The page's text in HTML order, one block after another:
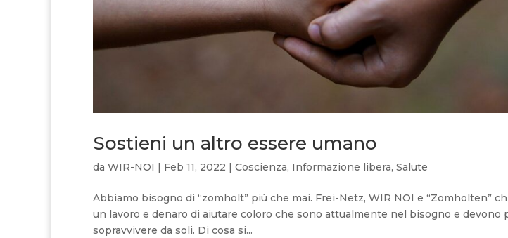
Sostieni un altro essere umano
da WIR-NOI | Feb 11, 2022 | Coscienza, Informazione libera, Salute
Abbiamo bisogno di “zomholt” più che mai. Frei-Netz, WIR NOI e “Zomholten”
un lavoro e denaro di aiutare coloro che sono attualmente nel bisogno e devono
sopravvivere da soli. Di cosa si...